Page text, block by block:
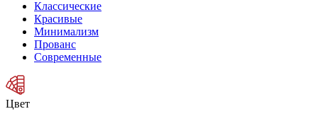
Классические
Красивые
Минимализм
Прованс
Современные
Цвет